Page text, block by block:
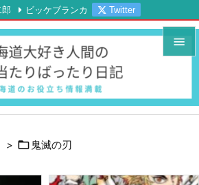


ビッケブランカ
Twitter
RSS Feedly
>  鬼滅の刃